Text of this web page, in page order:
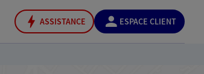
ASSISTANCE ESPACE CLIENT